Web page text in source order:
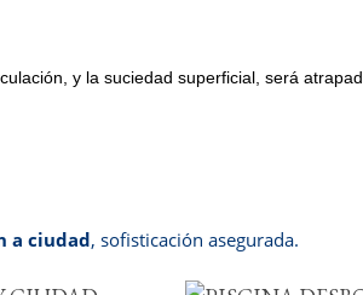
y la suciedad superficial, será
a ciudad, sofisticación asegurada.